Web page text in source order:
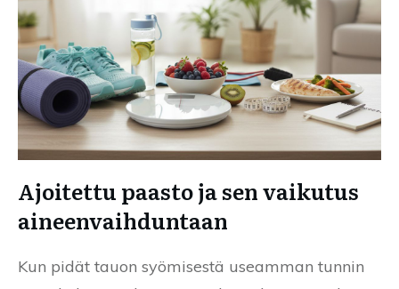
Ajoitettu paasto ja sen vaikutus
aineenvaihduntaan
Kun pidät tauon syömisestä useamman tunnin